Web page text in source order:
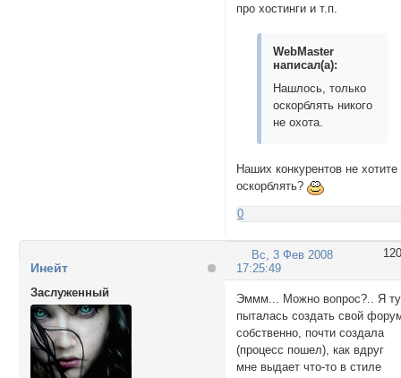
про хостинги и т.п.
WebMaster
написал(а):
Нашлось, только
оскорблять никого
не охота.
Наших конкурентов не хотите
оскорблять?
0
120
Вс, 3 Фев 2008
17:25:49
Инейт
Заслуженный
Эммм... Можно вопрос?.. Я
пыталась создать свой
собственно, почти создала
(процесс пошел), как вдруг
мне выдает что-то в стиле